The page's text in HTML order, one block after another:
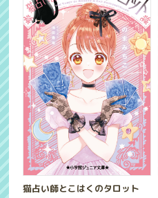
猫占い師とこはくのタロット